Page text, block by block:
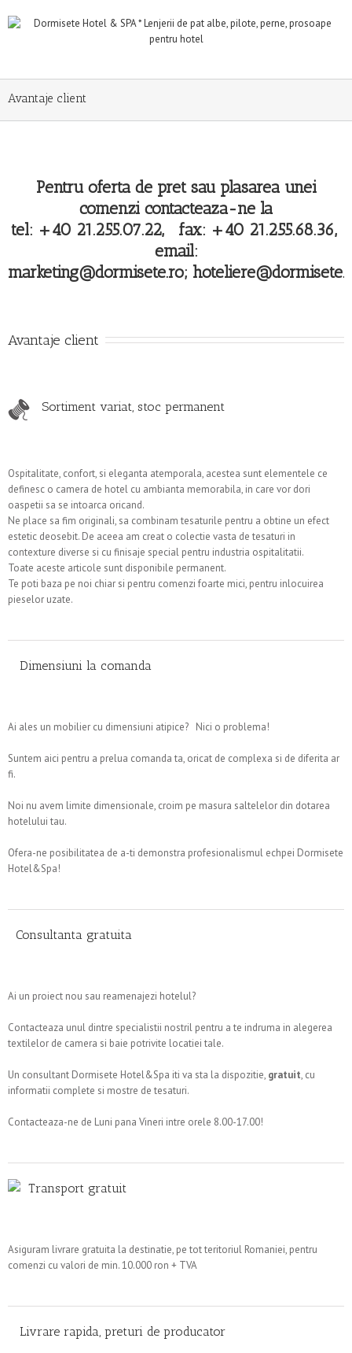
Avantaje client
Pentru oferta de pret sau plasarea unei
comenzi contacteaza-ne la
tel: +40 21.255.07.22, fax: +40 21.255.68.36,
email:
marketing@dormisete.ro;
Avantaje client
Sortiment variat, stoc permanent
Ospitalitate, confort, si eleganta atemporala, acestea sunt elementele ce
definesc o camera de hotel cu ambianta memorabila, in care vor dori
oaspetii sa se intoarca oricand.
Ne place sa fim originali, sa combinam tesaturile pentru a obtine un efect
estetic deosebit. De aceea am creat o colectie vasta de tesaturi in
contexture diverse si cu finisaje special pentru industria ospitalitatii.
Toate aceste articole sunt disponibile permanent.
Te poti baza pe noi chiar si pentru comenzi foarte mici, pentru inlocuirea
pieselor uzate.
Dimensiuni la comanda
Ai ales un mobilier cu dimensiuni atipice? Nici o problema!
Suntem aici pentru a prelua comanda ta, oricat de complexa si de diferita ar
fi.
Noi nu avem limite dimensionale, croim pe masura saltelelor din dotarea
hotelului tau.
Ofera-ne posibilitatea de a-ti demonstra profesionalismul echpei Dormisete
Hotel&Spa!
Consultanta gratuita
Ai un proiect nou sau reamenajezi hotelul?
Contacteaza unul dintre specialistii nostril pentru a te indruma in alegerea
textilelor de camera si baie potrivite locatiei tale.
Un consultant Dormisete Hotel&Spa iti va sta la dispozitie, gratuit, cu
informatii complete si mostre de tesaturi.
Contacteaza-ne de Luni pana Vineri intre orele 8.00-17.00!
Transport gratuit
Asiguram livrare gratuita la destinatie, pe tot teritoriul Romaniei, pentru
comenzi cu valori de min. 10.000 ron + TVA
Livrare rapida, preturi de producator